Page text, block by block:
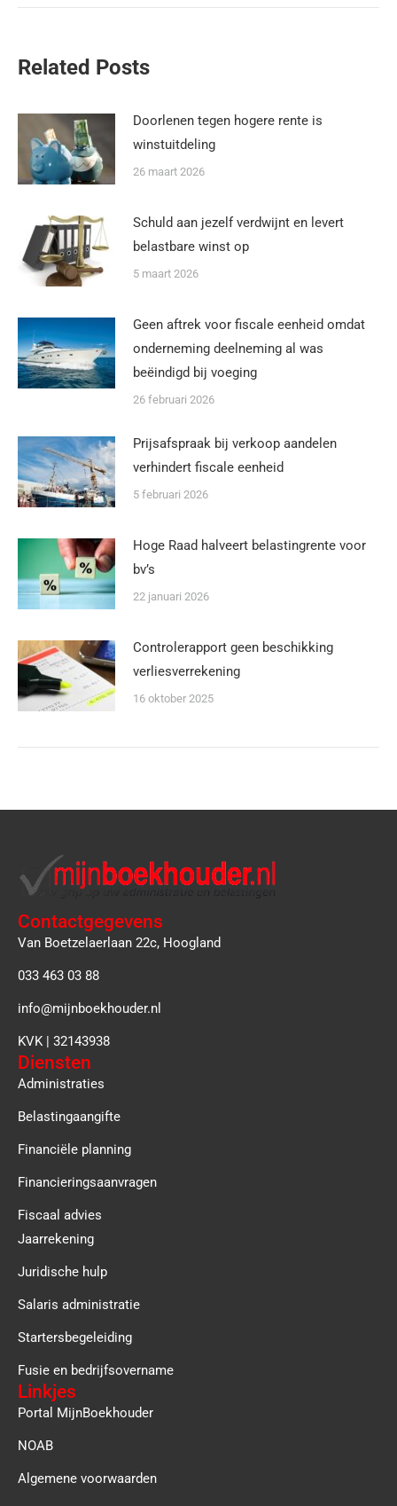
Related Posts
Doorlenen tegen hogere rente is
winstuitdeling
26 maart 2026
Schuld aan jezelf verdwijnt en levert
belastbare winst op
5 maart 2026
Geen aftrek voor fiscale eenheid omdat
onderneming deelneming al was
beëindigd bij voeging
26 februari 2026
Prijsafspraak bij verkoop aandelen
verhindert fiscale eenheid
5 februari 2026
Hoge Raad halveert belastingrente voor
bv’s
22 januari 2026
Controlerapport geen beschikking
verliesverrekening
16 oktober 2025
Contactgegevens
Van Boetzelaerlaan 22c, Hoogland
033 463 03 88
info@mijnboekhouder.nl
KVK | 32143938
Diensten
Administraties
Belastingaangifte
Financiële planning
Financieringsaanvragen
Fiscaal advies
Jaarrekening
Juridische hulp
Salaris administratie
Startersbegeleiding
Fusie en bedrijfsovername
Linkjes
Portal MijnBoekhouder
NOAB
Algemene voorwaarden